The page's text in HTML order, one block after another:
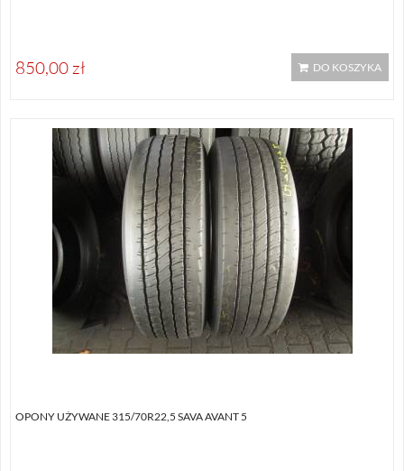
850,00 zł DO KOSZYKA
OPONY UŻYWANE 315/70R22,5 SAVA AVANT 5